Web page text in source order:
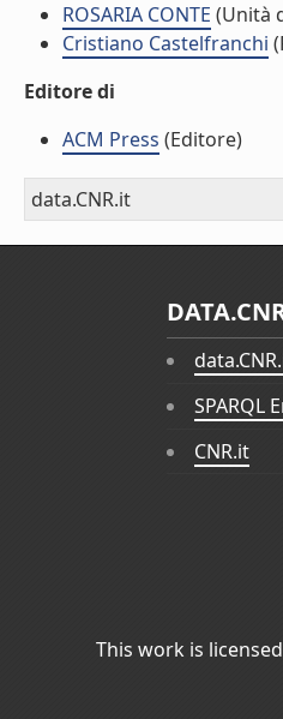
ROSARIA CONTE (Unità
Cristiano Castelfranchi
Editore di
ACM Press (Editore)
data.CNR.it
SPARQL
CNR.it
This work is